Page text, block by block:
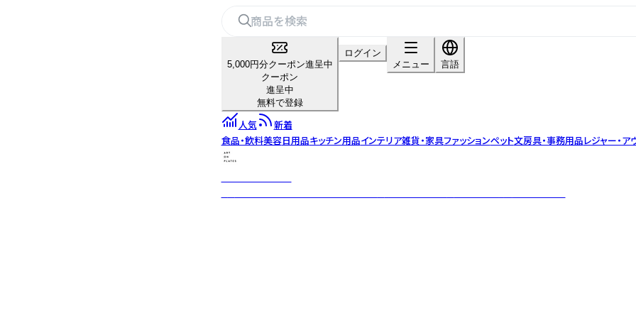
5,000円分クーポン進呈中
クーポン
進呈中
無料で登録
ログイン
メニュー
言語
人気
新着
食品・飲料美容日用品キッチン用品インテリア雑貨・家具ファッションペット文房具・事務用品レジャー・ア